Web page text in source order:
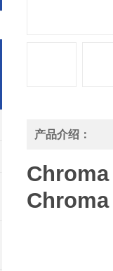
产品介绍：
Chroma
Chroma